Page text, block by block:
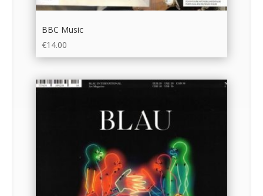
BBC Music
€14.00